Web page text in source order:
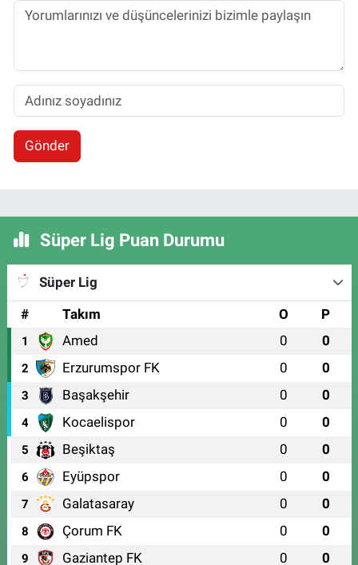
Gönder
Süper Lig Puan Durumu
Süper Lig
#
Takım O P
1 Amed 0 0
2 Erzurumspor FK 0 0
3 Başakşehir 0 0
4 Kocaelispor 0 0
5 Beşiktaş 0 0
6 Eyüpspor 0 0
7 Galatasaray 0 0
8 Çorum FK 0 0
9 Gaziantep FK 0 0